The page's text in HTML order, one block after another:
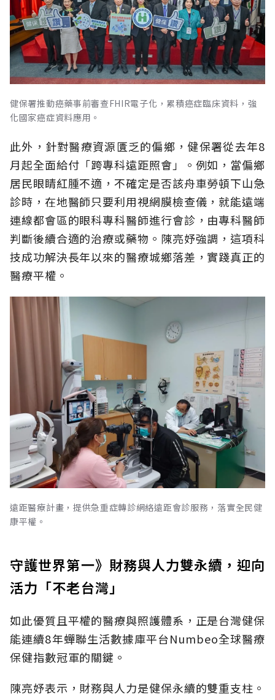
健保署推動癌藥事前審查FHIR電子化，累積癌症臨床資料，強
化國家癌症資料應用。
此外，針對醫療資源匱乏的偏鄉，健保署從去年8
月起全面給付「跨專科遠距照會」。例如，當偏鄉
居民眼睛紅腫不適，不確定是否該舟車勞頓下山急
診時，在地醫師只要利用視網膜檢查儀，就能遠端
連線都會區的眼科專科醫師進行會診，由專科醫師
判斷後續合適的治療或藥物。陳亮妤強調，這項科
技成功解決長年以來的醫療城鄉落差，實踐真正的
醫療平權。
遠距醫療計畫，提供急重症轉診網絡遠距會診服務，落實全民健
康平權。
守護世界第一》財務與人力雙永續，迎向
活力「不老台灣」
如此優質且平權的醫療與照護體系，正是台灣健保
能連續8年蟬聯生活數據庫平台Numbeo全球醫療
保健指數冠軍的關鍵。
陳亮妤表示，財務與人力是健保永續的雙重支柱。